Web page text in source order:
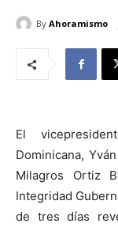
By Ahoramismo
El
Dominicana,
Milagros Ortiz
Integridad
de tres días